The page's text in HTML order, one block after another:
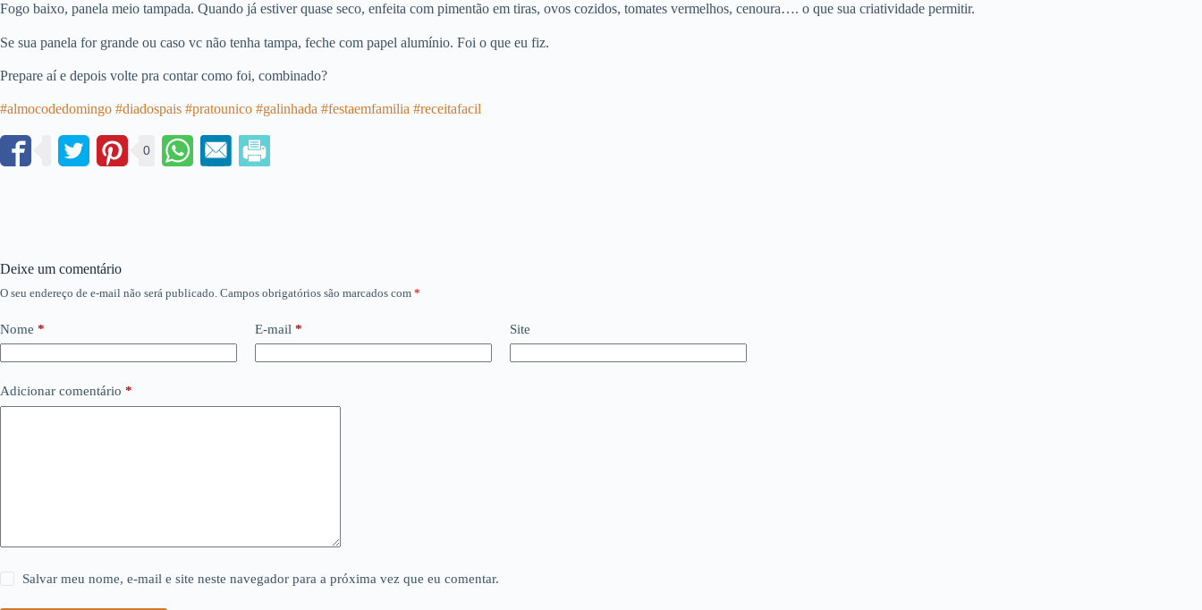
Fogo baixo, panela meio tampada. Quando já estiver quase seco, enfeita com pimentão em tiras, ovos cozidos, tomates vermelhos, cenoura…. o que sua criatividade permitir.
Se sua panela for grande ou caso vc não tenha tampa, feche com papel alumínio. Foi o que eu fiz.
Prepare aí e depois volte pra contar como foi, combinado?
#almocodedomingo #diadospais #pratounico #galinhada #festaemfamilia #receitafacil
0
Deixe um comentário
O seu endereço de e-mail não será publicado. Campos obrigatórios são marcados com *
Nome * E-mail * Site
Adicionar comentário *
Salvar meu nome, e-mail e site neste navegador para a próxima vez que eu comentar.